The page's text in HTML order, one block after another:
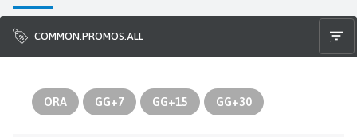
COMMON.PROMOS.ALL
ORA GG+7 GG+15 GG+30